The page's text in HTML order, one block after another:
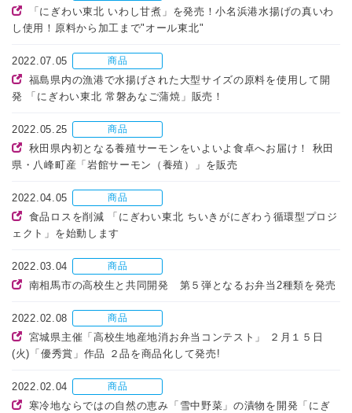
「にぎわい東北 いわし甘煮」を発売！小名浜港水揚げの真いわ
し使用！原料から加工まで"オール東北"
2022.07.05 商品
福島県内の漁港で水揚げされた大型サイズの原料を使用して開
発 「にぎわい東北 常磐あなご蒲焼」販売！
2022.05.25 商品
秋田県内初となる養殖サーモンをいよいよ食卓へお届け！ 秋田
県・八峰町産「岩館サーモン（養殖）」を販売
2022.04.05 商品
食品ロスを削減 「にぎわい東北 ちいきがにぎわう循環型プロジ
ェクト」を始動します
2022.03.04 商品
南相馬市の高校生と共同開発 第５弾となるお弁当2種類を発売
2022.02.08 商品
宮城県主催「高校生地産地消お弁当コンテスト」 ２月１５日
(火)「優秀賞」作品 ２品を商品化して発売!
2022.02.04 商品
寒冷地ならではの自然の恵み「雪中野菜」の漬物を開発「にぎ